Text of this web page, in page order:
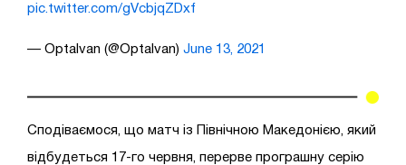
pic.twitter.com/gVcbjqZDxf
— OptaIvan (@OptaIvan) June 13, 2021
Сподіваємося, що матч із Північною Македонією, який
відбудеться 17-го червня, перерве програшну серію